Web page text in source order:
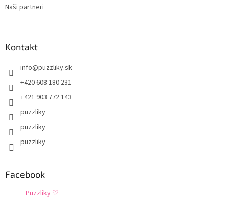
Naši partneri
Kontakt
info@puzzliky.sk
+420 608 180 231
+421 903 772 143
puzzliky
puzzliky
puzzliky
Facebook
Puzzliky ♡